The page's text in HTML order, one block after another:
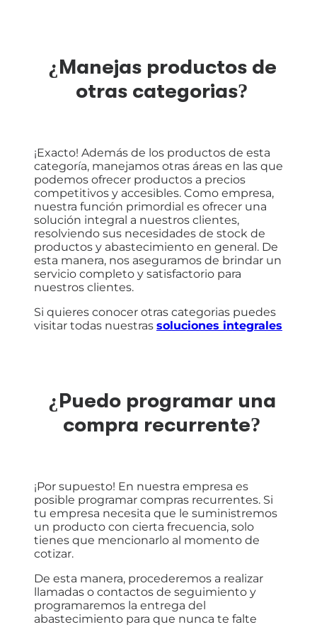
¿Manejas productos de
otras categorias?
¡Exacto! Además de los productos de esta
categoría, manejamos otras áreas en las que
podemos ofrecer productos a precios
competitivos y accesibles. Como empresa,
nuestra función primordial es ofrecer una
solución integral a nuestros clientes,
resolviendo sus necesidades de stock de
productos y abastecimiento en general. De
esta manera, nos aseguramos de brindar un
servicio completo y satisfactorio para
nuestros clientes.
Si quieres conocer otras categorias puedes
visitar todas nuestras soluciones integrales
¿Puedo programar una
compra recurrente?
¡Por supuesto! En nuestra empresa es
posible programar compras recurrentes. Si
tu empresa necesita que le suministremos
un producto con cierta frecuencia, solo
tienes que mencionarlo al momento de
cotizar.
De esta manera, procederemos a realizar
llamadas o contactos de seguimiento y
programaremos la entrega del
abastecimiento para que nunca te falte